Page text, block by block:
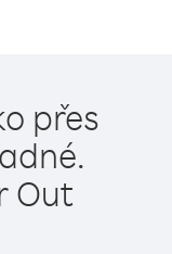
přes
Out